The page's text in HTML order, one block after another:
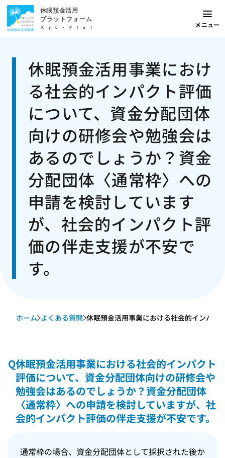
休眠預金活用
プラットフォーム
Kyu-Plat メニュー
休眠預金活用事業におけ
る社会的インパクト評価
について、資金分配団体
向けの研修会や勉強会は
あるのでしょうか？資金
分配団体〈通常枠〉への
申請を検討しています
が、社会的インパクト評
価の伴走支援が不安で
す。
ホーム よくある質問 休眠預金活用事業における社会的インパク
Q休眠預金活用事業における社会的インパクト
評価について、資金分配団体向けの研修会や
勉強会はあるのでしょうか？資金分配団体
〈通常枠〉への申請を検討していますが、社
会的インパクト評価の伴走支援が不安です。
通常枠の場合、資金分配団体として採択された後か